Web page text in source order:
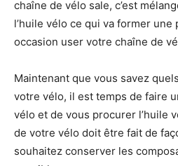
chaîne de vélo sale, c’est
l’huile vélo ce qui va former une
occasion user votre chaîne de
Maintenant que vous savez
votre vélo, il est temps de faire
vélo et de vous procurer l’huile
de votre vélo doit être fait de
souhaitez conserver les